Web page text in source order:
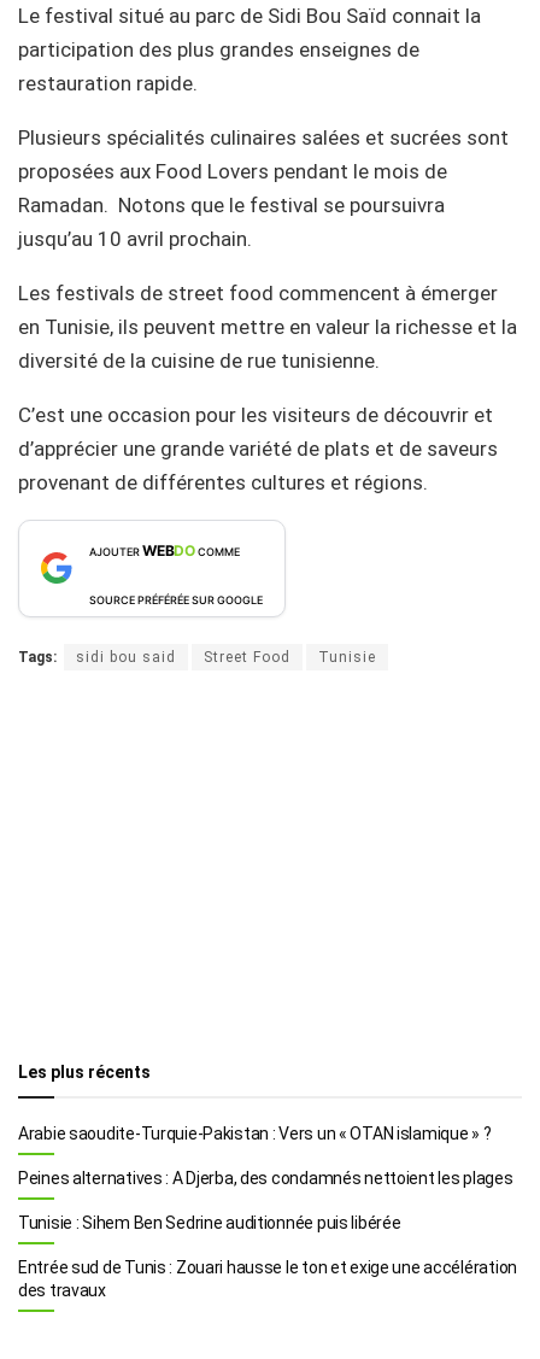
Le festival situé au parc de Sidi Bou Saïd connait la
participation des plus grandes enseignes de
restauration rapide.
Plusieurs spécialités culinaires salées et sucrées sont
proposées aux Food Lovers pendant le mois de
Ramadan. Notons que le festival se poursuivra
jusqu’au 10 avril prochain.
Les festivals de street food commencent à émerger
en Tunisie, ils peuvent mettre en valeur la richesse et la
diversité de la cuisine de rue tunisienne.
C’est une occasion pour les visiteurs de découvrir et
d’apprécier une grande variété de plats et de saveurs
provenant de différentes cultures et régions.
AJOUTERWEBDOCOMME
SOURCE PRÉFÉRÉE SUR GOOGLE
Tags: sidi bou said Street Food Tunisie
Les plus récents
Arabie saoudite-Turquie-Pakistan : Vers un « OTAN islamique » ?
Peines alternatives : A Djerba, des condamnés nettoient les plages
Tunisie : Sihem Ben Sedrine auditionnée puis libérée
Entrée sud de Tunis : Zouari hausse le ton et exige une accélération
des travaux